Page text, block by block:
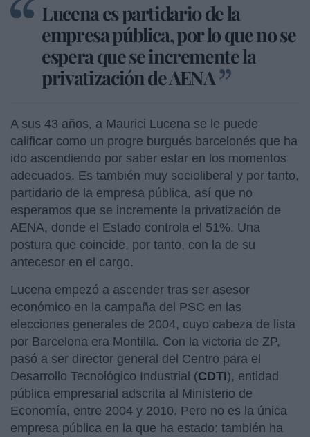
Lucena es partidario de la
empresa pública, por lo que no se
espera que se incremente la
privatización de AENA
A sus 43 años, a Maurici Lucena se le puede
calificar como un progre burgués barcelonés que ha
ido ascendiendo por saber estar en los momentos
adecuados. Es también muy socioliberal y por tanto,
partidario de la empresa pública, así que no
esperamos que se incremente la privatización de
AENA, donde el Estado controla el 51%. Una
postura que coincide, por tanto, con la de su
antecesor en el cargo.
Lucena empezó a ascender tras ser asesor
económico en la campaña del PSC en las
elecciones generales de 2004, cuyo cabeza de lista
por Barcelona era Montilla. Con la victoria de ZP,
pasó a ser director general del Centro para el
Desarrollo Tecnológico Industrial (CDTI), entidad
pública empresarial adscrita al Ministerio de
Economía, entre 2004 y 2010. Pero no es la única
empresa pública en la que ha estado: también ha